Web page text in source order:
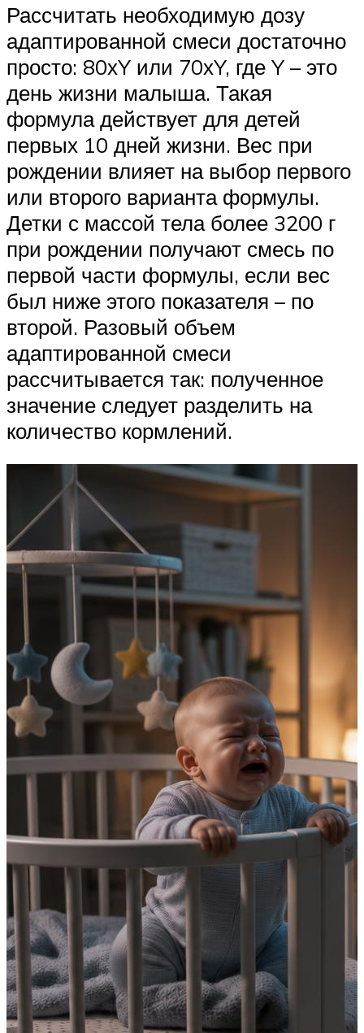
Рассчитать необходимую дозу
адаптированной смеси достаточно
просто: 80хY или 70хY, где Y – это
день жизни малыша. Такая
формула действует для детей
первых 10 дней жизни. Вес при
рождении влияет на выбор первого
или второго варианта формулы.
Детки с массой тела более 3200 г
при рождении получают смесь по
первой части формулы, если вес
был ниже этого показателя – по
второй. Разовый объем
адаптированной смеси
рассчитывается так: полученное
значение следует разделить на
количество кормлений.